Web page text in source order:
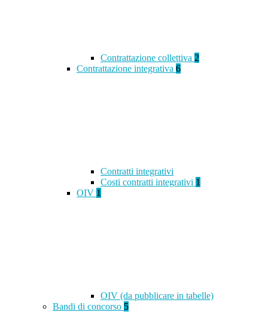
Contrattazione collettiva 2
Contrattazione integrativa 6
Contratti integrativi
Costi contratti integrativi 1
OIV 1
OIV (da pubblicare in tabelle)
Bandi di concorso 5